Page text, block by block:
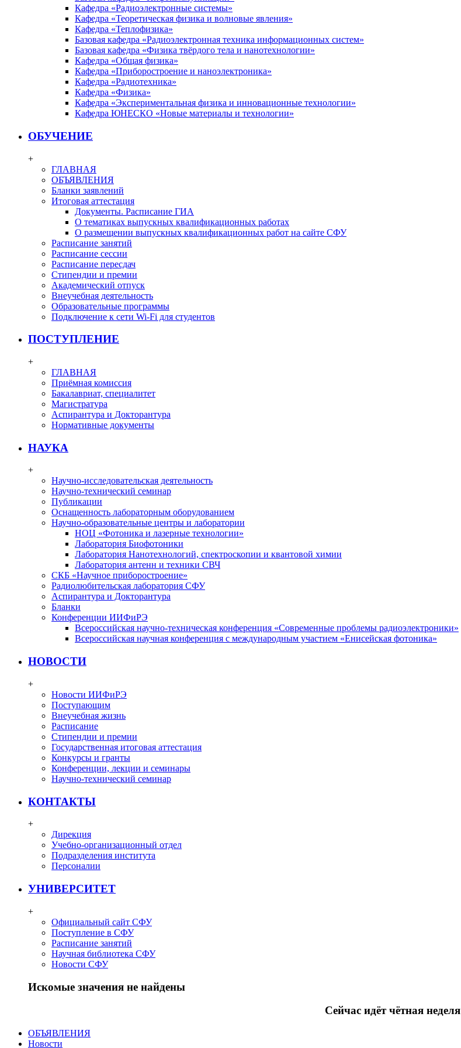
Кафедра «Радиоэлектронные системы»
Кафедра «Теоретическая физика и волновые явления»
Кафедра «Теплофизика»
Базовая кафедра «Радиоэлектронная техника информационных систем»
Базовая кафедра «Физика твёрдого тела и нанотехнологии»
Кафедра «Общая физика»
Кафедра «Приборостроение и наноэлектроника»
Кафедра «Радиотехника»
Кафедра «Физика»
Кафедра «Экспериментальная физика и инновационные технологии»
Кафедра ЮНЕСКО «Новые материалы и технологии»
ОБУЧЕНИЕ
+
ГЛАВНАЯ
ОБЪЯВЛЕНИЯ
Бланки заявлений
Итоговая аттестация
Документы. Расписание ГИА
О тематиках выпускных квалификационных работах
О размещении выпускных квалификационных работ на сайте СФУ
Расписание занятий
Расписание сессии
Расписание пересдач
Стипендии и премии
Академический отпуск
Внеучебная деятельность
Образовательные программы
Подключение к сети Wi-Fi для студентов
ПОСТУПЛЕНИЕ
+
ГЛАВНАЯ
Приёмная комиссия
Бакалавриат, специалитет
Магистратура
Аспирантура и Докторантура
Нормативные документы
НАУКА
+
Научно-исследовательская деятельность
Научно-технический семинар
Публикации
Оснащенность лабораторным оборудованием
Научно-образовательные центры и лаборатории
НОЦ «Фотоника и лазерные технологии»
Лаборатория Биофотоники
Лаборатория Нанотехнологий, спектроскопии и квантовой химии
Лаборатория антенн и техники СВЧ
СКБ «Научное приборостроение»
Радиолюбительская лаборатория СФУ
Аспирантура и Докторантура
Бланки
Конференции ИИФиРЭ
Всероссийская научно-техническая конференция «Современные проблемы радиоэлектроники»
Всероссийская научная конференция с международным участием «Енисейская фотоника»
НОВОСТИ
+
Новости ИИФиРЭ
Поступающим
Внеучебная жизнь
Расписание
Стипендии и премии
Государственная итоговая аттестация
Конкурсы и гранты
Конференции, лекции и семинары
Научно-технический семинар
КОНТАКТЫ
+
Дирекция
Учебно-организационный отдел
Подразделения института
Персоналии
УНИВЕРСИТЕТ
+
Официальный сайт СФУ
Поступление в СФУ
Расписание занятий
Научная библиотека СФУ
Новости СФУ
Искомые значения не найдены
Сейчас идёт чётная неделя
ОБЪЯВЛЕНИЯ
Новости